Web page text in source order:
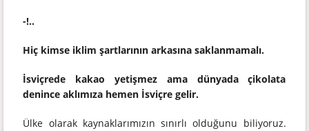
-!..
Hiç kimse iklim şartlarının arkasına saklanmamalı.
İsviçrede kakao yetişmez ama dünyada çikolata
denince aklımıza hemen İsviçre gelir.
Ülke olarak kaynaklarımızın sınırlı olduğunu biliyoruz.